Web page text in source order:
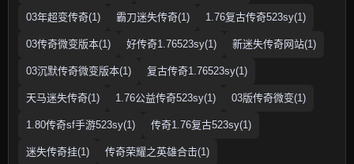
03年超变传奇(1) 霸刀迷失传奇(1) 1.76复古传奇523sy(1)
03传奇微变版本(1) 好传奇1.76523sy(1) 新迷失传奇网站(1)
03沉默传奇微变版本(1) 复古传奇1.76523sy(1)
天马迷失传奇(1) 1.76公益传奇523sy(1) 03版传奇微变(1)
1.80传奇sf手游523sy(1) 传奇1.76复古523sy(1)
迷失传奇挂(1) 传奇荣耀之英雄合击(1)